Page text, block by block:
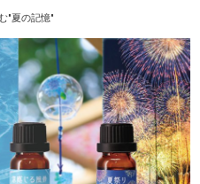
"夏の記憶"